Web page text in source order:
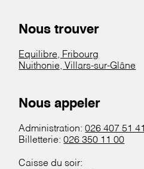
Nous trouver
Equilibre, Fribourg
Nuithonie, Villars-sur-Glâne
Nous appeler
Administration:026 407 51 41
Billetterie:026 350 11 00
Caisse du soir: